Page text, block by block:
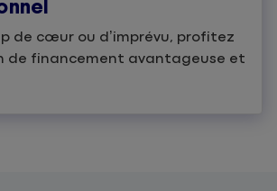
de cœur ou d’imprévu, profitez
de financement avantageuse et